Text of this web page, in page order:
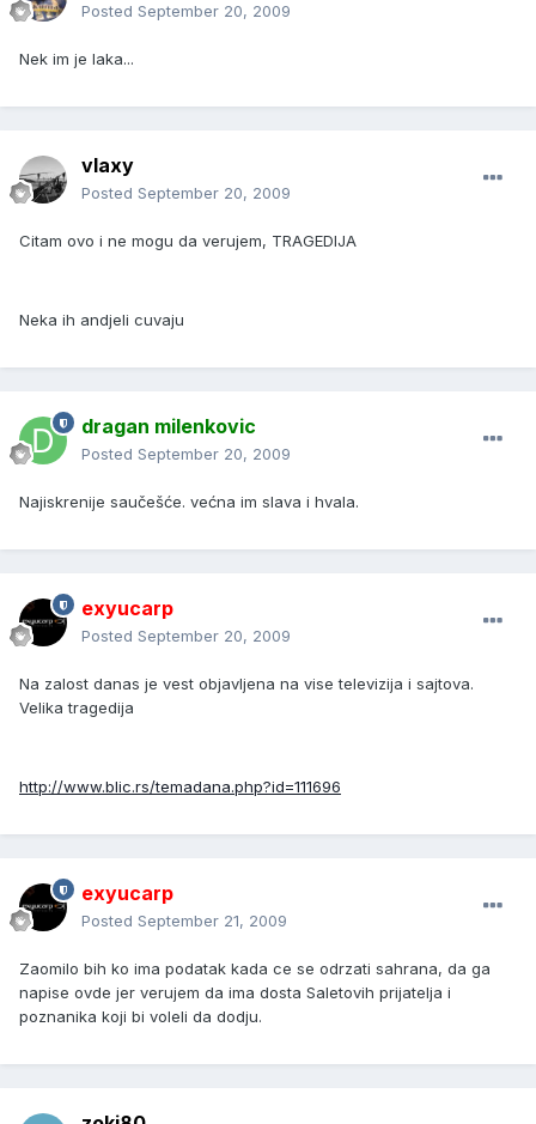
Posted September 20, 2009
Nek im je laka...
vlaxy
Posted September 20, 2009
Citam ovo i ne mogu da verujem, TRAGEDIJA
Neka ih andjeli cuvaju
dragan milenkovic
Posted September 20, 2009
Najiskrenije saučešće. većna im slava i hvala.
exyucarp
Posted September 20, 2009
Na zalost danas je vest objavljena na vise televizija i sajtova.
Velika tragedija
http://www.blic.rs/temadana.php?id=111696
exyucarp
Posted September 21, 2009
Zaomilo bih ko ima podatak kada ce se odrzati sahrana, da ga
napise ovde jer verujem da ima dosta Saletovih prijatelja i
poznanika koji bi voleli da dodju.